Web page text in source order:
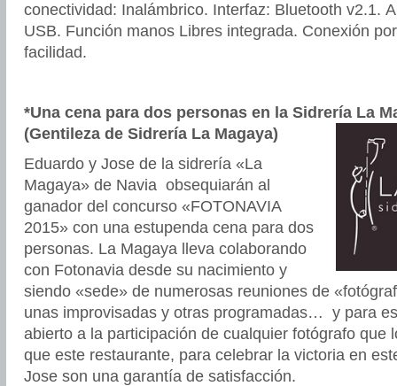
conectividad: Inalámbrico. Interfaz: Bluetooth v2.1.
USB. Función manos Libres integrada. Conexión
facilidad.
*Una cena para dos personas en la Sidrería La
(Gentileza de Sidrería La Magaya)
Eduardo y Jose de la sidrería «La
Magaya» de Navia obsequiarán al
ganador del concurso «FOTONAVIA
2015» con una estupenda cena para dos
personas. La Magaya lleva colaborando
con Fotonavia desde su nacimiento y
siendo «sede» de numerosas reuniones de
unas improvisadas y otras programadas… y para
abierto a la participación de cualquier fotógrafo que
que este restaurante, para celebrar la victoria en
Jose son una garantía de satisfacción.